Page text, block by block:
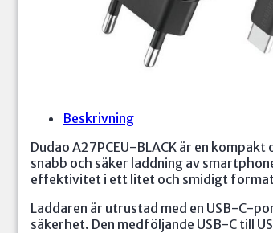
Beskrivning
Dudao A27PCEU-BLACK är en
snabb och säker laddning av
effektivitet i ett litet och smidigt format
Laddaren är utrustad med en USB-C-
säkerhet. Den medföljande USB-C till